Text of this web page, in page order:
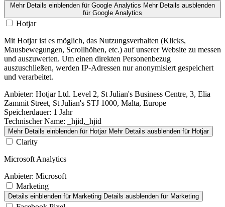
Mehr Details einblenden für Google Analytics Mehr Details ausblenden
für Google Analytics
Hotjar
Mit Hotjar ist es möglich, das Nutzungsverhalten (Klicks,
Mausbewegungen, Scrollhöhen, etc.) auf unserer Website zu messen
und auszuwerten. Um einen direkten Personenbezug
auszuschließen, werden IP-Adressen nur anonymisiert gespeichert
und verarbeitet.
Anbieter: Hotjar Ltd. Level 2, St Julian's Business Centre, 3, Elia
Zammit Street, St Julian's STJ 1000, Malta, Europe
Speicherdauer: 1 Jahr
Technischer Name: _hjid,_hjid
Mehr Details einblenden für Hotjar Mehr Details ausblenden für Hotjar
Clarity
Microsoft Analytics
Anbieter: Microsoft
Marketing
Details einblenden für Marketing Details ausblenden für Marketing